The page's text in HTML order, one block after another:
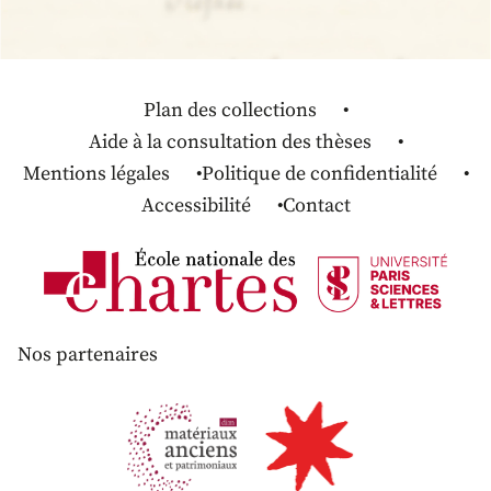
Plan des collections
Aide à la consultation des thèses
Mentions légales
Politique de confidentialité
Accessibilité
Contact
Nos partenaires